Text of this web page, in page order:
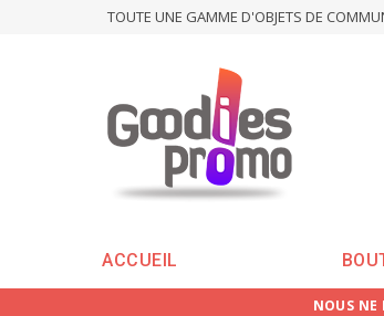
TOUTE UNE GAMME D'OBJETS DE
ACCUEIL
NOUS NE